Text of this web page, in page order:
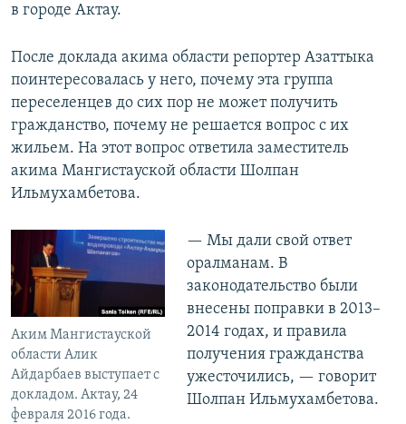
в городе Актау.
После доклада акима области репортер Азаттыка
поинтересовалась у него, почему эта группа
переселенцев до сих пор не может получить
гражданство, почему не решается вопрос с их
жильем. На этот вопрос ответила заместитель
акима Мангистауской области Шолпан
Ильмухамбетова.
Аким Мангистауской
области Алик
Айдарбаев выступает с
докладом. Актау, 24
февраля 2016 года.
— Мы дали свой ответ
оралманам. В
законодательство были
внесены поправки в 2013–
2014 годах, и правила
получения гражданства
ужесточились, — говорит
Шолпан Ильмухамбетова.